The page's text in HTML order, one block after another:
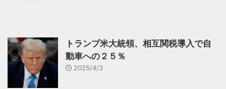
トランプ米大統領、相互関税導入で自
動車への２５％
2025/4/3